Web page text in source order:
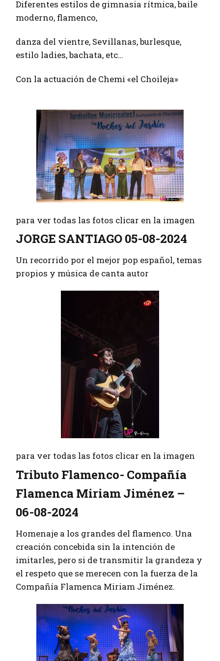
Diferentes estilos de gimnasia rítmica, baile
moderno, flamenco,
danza del vientre, Sevillanas, burlesque,
estilo ladies, bachata, etc…
Con la actuación de Chemi «el Choileja»
para ver todas las fotos clicar en la imagen
JORGE SANTIAGO 05-08-2024
Un recorrido por el mejor pop español, temas
propios y música de canta autor
para ver todas las fotos clicar en la imagen
Tributo Flamenco- Compañía
Flamenca Miriam Jiménez –
06-08-2024
Homenaje a los grandes del flamenco. Una
creación concebida sin la intención de
imitarles, pero si de transmitir la grandeza y
el respeto que se merecen con la fuerza de la
Compañía Flamenca Miriam Jiménez.